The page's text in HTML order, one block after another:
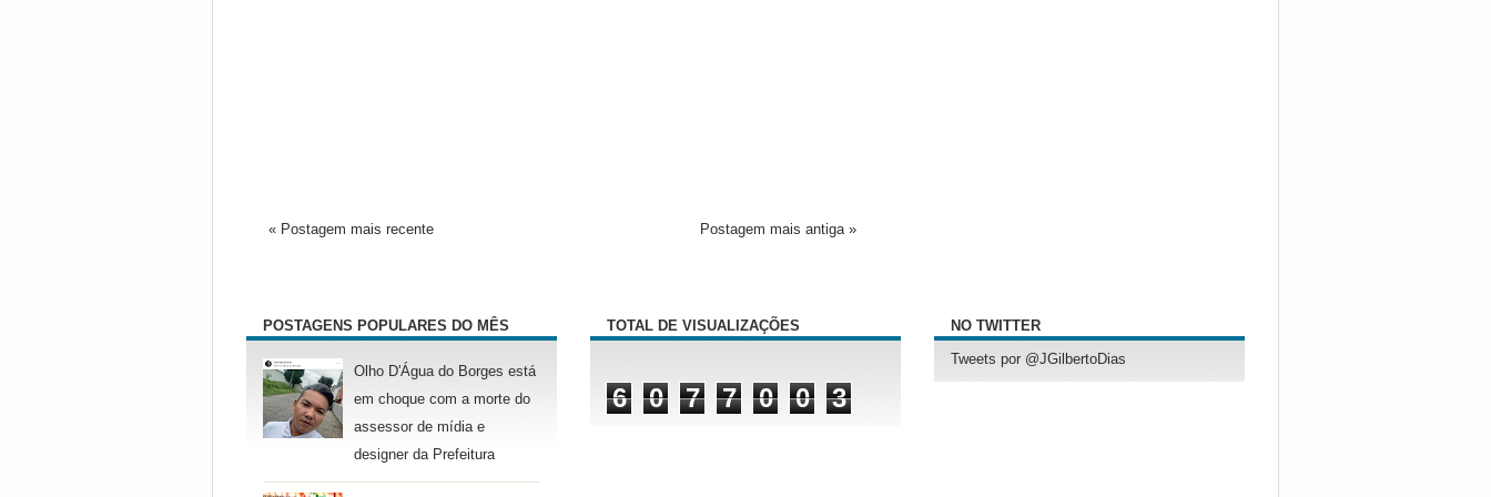
« Postagem mais recente Postagem mais antiga »
POSTAGENS POPULARES DO MÊS
Olho D'Água do Borges está
em choque com a morte do
assessor de mídia e
designer da Prefeitura
TOTAL DE VISUALIZAÇÕES
6 0 7 7 0 0 3
NO TWITTER
Tweets por @JGilbertoDias